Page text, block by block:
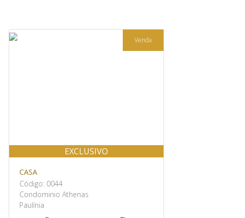
Venda
EXCLUSIVO
CASA
Código: 0044
Condominio Athenas
Paulínia